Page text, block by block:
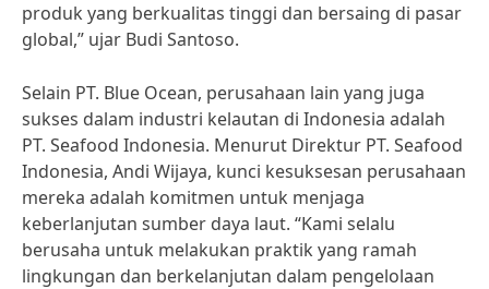
produk yang berkualitas tinggi dan bersaing di pasar
global,” ujar Budi Santoso.
Selain PT. Blue Ocean, perusahaan lain yang juga
sukses dalam industri kelautan di Indonesia adalah
PT. Seafood Indonesia. Menurut Direktur PT. Seafood
Indonesia, Andi Wijaya, kunci kesuksesan perusahaan
mereka adalah komitmen untuk menjaga
keberlanjutan sumber daya laut. “Kami selalu
berusaha untuk melakukan praktik yang ramah
lingkungan dan berkelanjutan dalam pengelolaan